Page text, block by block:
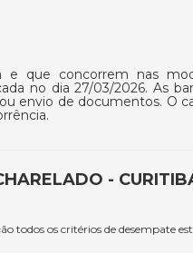
que concorrem nas
no dia 27/03/2026. As
envio de documentos. O
-
todos os critérios de desempate